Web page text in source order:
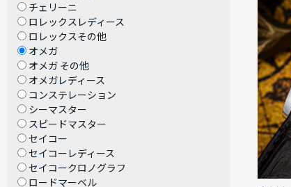
チェリーニ
ロレックスレディース
ロレックスその他
オメガ
オメガ その他
オメガレディース
コンステレーション
シーマスター
スピードマスター
セイコー
セイコーレディース
セイコークロノグラフ
ロードマーベル